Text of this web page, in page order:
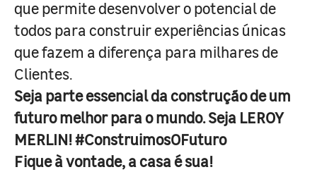
que permite desenvolver o potencial de
todos para construir experiências únicas
que fazem a diferença para milhares de
Clientes.
Seja parte essencial da construção de um
futuro melhor para o mundo. Seja LEROY
MERLIN! #ConstruimosOFuturo
Fique à vontade, a casa é sua!